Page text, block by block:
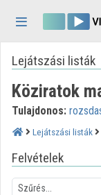
Kezdőlap
Bejelentkezés
Felfedezés
Lejátszási listák
Lejátszási listák
Köziratok
Tulajdonos:
Lejátszási listák
Felvételek